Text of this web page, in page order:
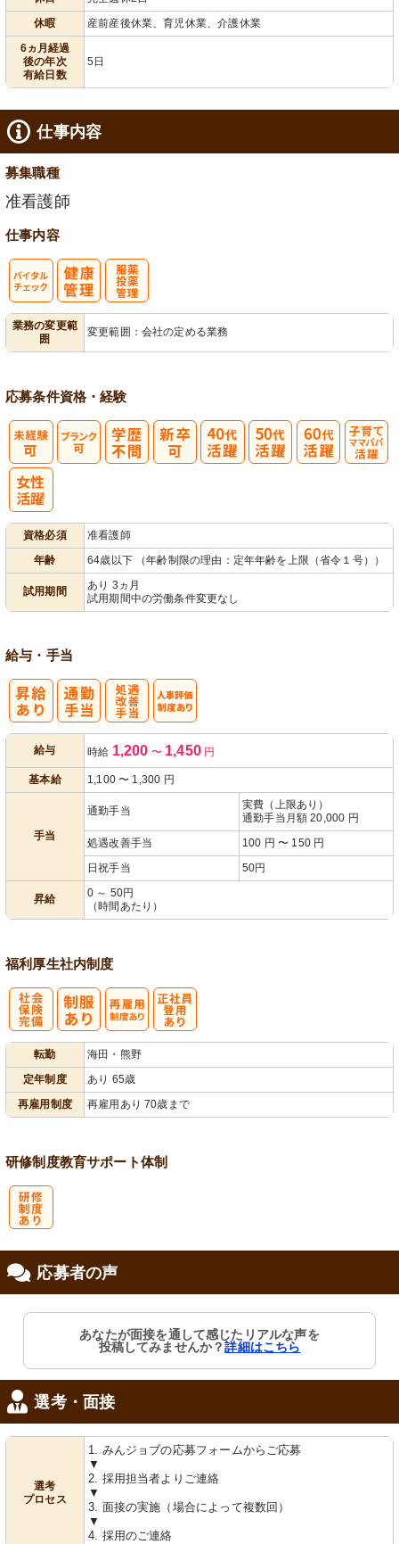
休暇
産前産後休業、育児休業、介護休業
6ヵ月経過
後の年次
有給日数
5日
仕事内容
募集職種
准看護師
仕事内容
業務の変更範
囲
変更範囲：会社の定める業務
応募条件資格・経験
資格必須
准看護師
年齢
64歳以下 （年齢制限の理由：定年年齢を上限（省令１号））
試用期間
あり 3ヵ月
試用期間中の労働条件変更なし
給与・手当
給与 時給 1,200 〜 1,450円
基本給 1,100 〜 1,300 円
手当
通勤手当
実費（上限あり）
通勤手当月額 20,000 円
処遇改善手当
100 円 〜 150 円
日祝手当
50円
昇給
0 ～ 50円
（時間あたり）
福利厚生社内制度
転勤
海田・熊野
定年制度
あり 65歳
再雇用制度
再雇用あり 70歳まで
研修制度教育サポート体制
応募者の声
あなたが面接を通して感じたリアルな声を
投稿してみませんか？詳細はこちら
選考・面接
選考
プロセス
1. みんジョブの応募フォームからご応募
▼
2. 採用担当者よりご連絡
▼
3. 面接の実施（場合によって複数回）
▼
4. 採用のご連絡